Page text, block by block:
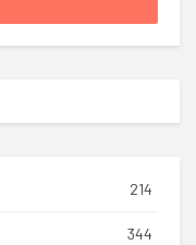
214
344